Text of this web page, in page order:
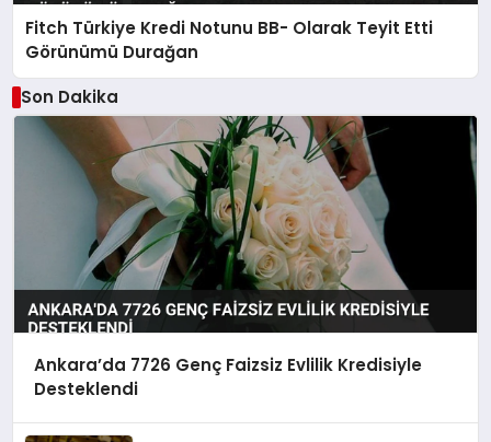
Fitch Türkiye Kredi Notunu BB- Olarak Teyit Etti
Görünümü Durağan
Son Dakika
Ankara’da 7726 Genç Faizsiz Evlilik Kredisiyle
Desteklendi